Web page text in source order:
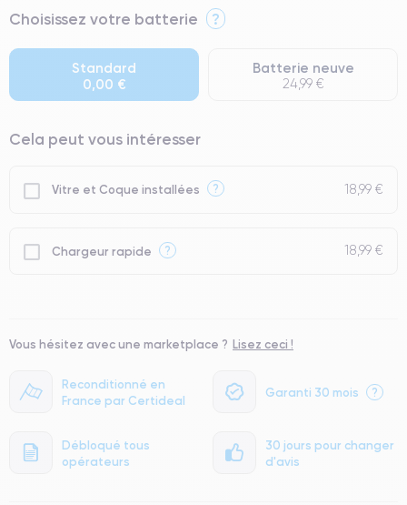
Reconditionné en
France par Certideal
Garanti 30 mois ?
Débloqué tous
opérateurs
30 jours pour changer
d'avis
⭐ Premium
● Batterie : usage intensif.
● Seuls 5% de nos téléphones ont un grade Premium.
Choisissez votre batterie ?
Standard
0,00 €
Batterie neuve
24,99 €
Cela peut vous intéresser
Vitre et Coque installées ? 18,99 €
Chargeur rapide ? 18,99 €
Vous hésitez avec une marketplace ? Lisez ceci !